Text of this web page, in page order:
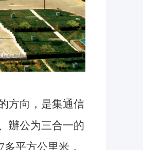
方向，是集通信
辦公为三合一的
平方公里米，